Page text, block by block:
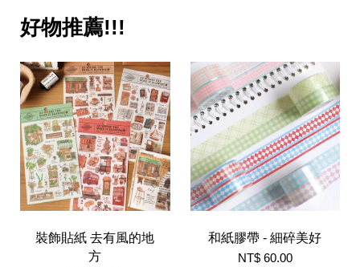
好物推薦!!!
裝飾貼紙 去有風的地
方
和紙膠帶 - 細碎美好
NT$ 60.00